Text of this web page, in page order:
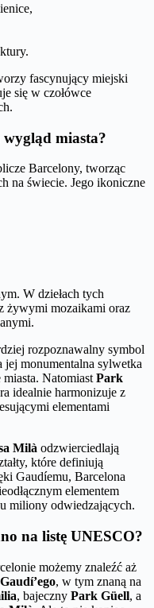
fascynujący miejski
się w czołówce
miasta?
Barcelony, tworząc
na świecie. Jego ikoniczne
W dziełach tych
żywymi mozaikami oraz
rozpoznawalny symbol
jej monumentalna sylwetka
Natomiast Park
idealnie harmonizuje z
elementami
Milà odzwierciedlają
które definiują
Gaudíemu, Barcelona
elementem
miliony odwiedzających.
na listę UNESCO?
możemy znaleźć aż
, w tym znaną na
, bajeczny Park Güell, a